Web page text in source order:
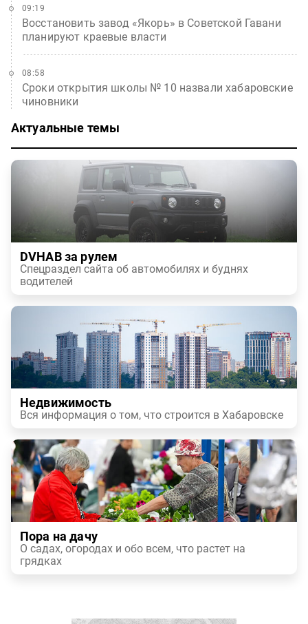
Восстановить завод «Якорь» в Советской Гавани
планируют краевые власти
09:19
Сроки открытия школы № 10 назвали хабаровские
чиновники
08:58
Актуальные темы
DVHAB за рулем
Спецраздел сайта об автомобилях и буднях
водителей
Недвижимость
Вся информация о том, что строится в Хабаровске
Пора на дачу
О садах, огородах и обо всем, что растет на
грядках